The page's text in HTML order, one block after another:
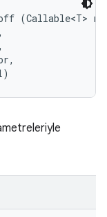
(Callable<T>